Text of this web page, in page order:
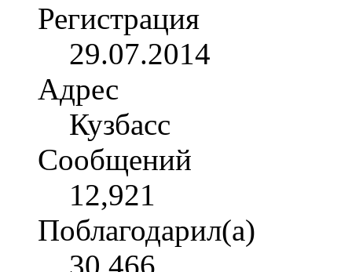
Регистрация
29.07.2014
Адрес
Кузбасс
Сообщений
12,921
Поблагодарил(а)
30,466